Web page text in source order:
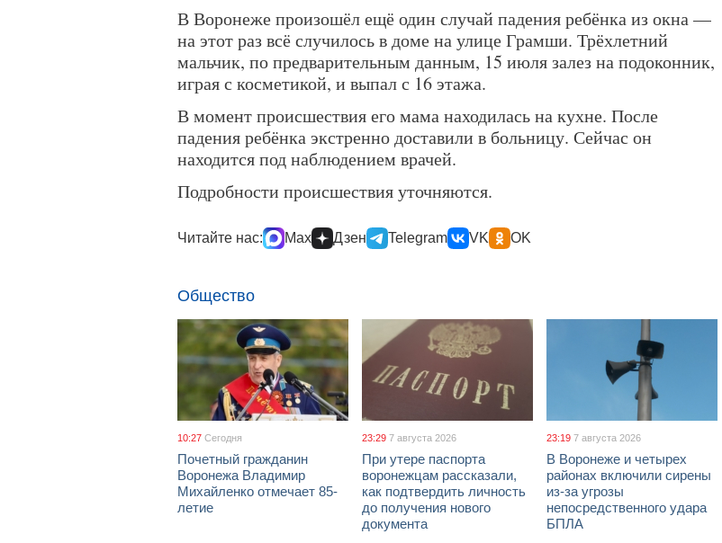
В Воронеже произошёл ещё один случай падения ребёнка из окна —
на этот раз всё случилось в доме на улице Грамши. Трёхлетний
мальчик, по предварительным данным, 15 июля залез на подоконник,
играя с косметикой, и выпал с 16 этажа.
В момент происшествия его мама находилась на кухне. После
падения ребёнка экстренно доставили в больницу. Сейчас он
находится под наблюдением врачей.
Подробности происшествия уточняются.
Читайте нас: Max Дзен Telegram VK OK
Общество
10:27 Сегодня
Почетный гражданин
Воронежа Владимир
Михайленко отмечает 85-
летие
23:29 7 августа 2026
При утере паспорта
воронежцам рассказали,
как подтвердить личность
до получения нового
документа
23:19 7 августа 2026
В Воронеже и четырех
районах включили сирены
из-за угрозы
непосредственного удара
БПЛА